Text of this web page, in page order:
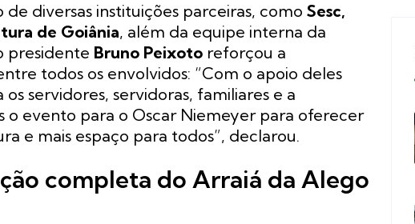
diversas instituições parceiras, como Sesc,
de Goiânia, além da equipe interna da
presidente Bruno Peixoto reforçou a
todos os envolvidos: “Com o apoio deles
servidores, servidoras, familiares e a
o evento para o Oscar Niemeyer para oferecer
e mais espaço para todos”, declarou.
completa do Arraiá da Alego